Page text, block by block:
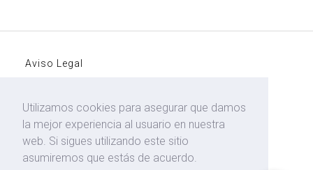
Aviso Legal
Política de privacidad
Contacto
Utilizamos cookies para asegurar que damos
la mejor experiencia al usuario en nuestra
web. Si sigues utilizando este sitio
asumiremos que estás de acuerdo.